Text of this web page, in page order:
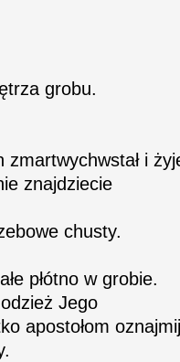
grobu.
i
znajdziecie
chusty.
płótno w grobie.
Jego
apostołom